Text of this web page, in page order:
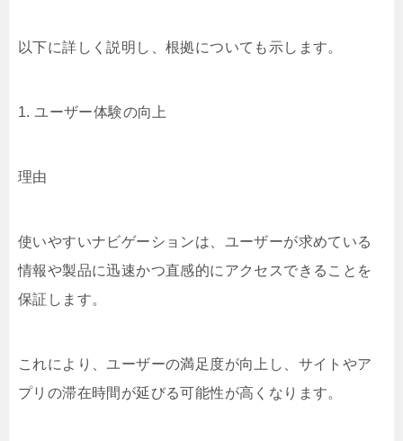
以下に詳しく説明し、根拠についても示します。
1. ユーザー体験の向上
理由
使いやすいナビゲーションは、ユーザーが求めている
情報や製品に迅速かつ直感的にアクセスできることを
保証します。
これにより、ユーザーの満足度が向上し、サイトやア
プリの滞在時間が延びる可能性が高くなります。